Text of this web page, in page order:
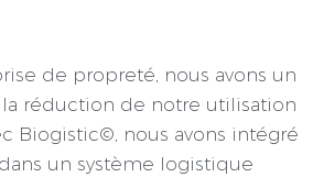
de propreté, nous avons un
la réduction de notre utilisation
Biogistic©, nous avons intégré
un système logistique